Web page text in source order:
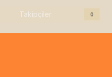
Takipçiler 0